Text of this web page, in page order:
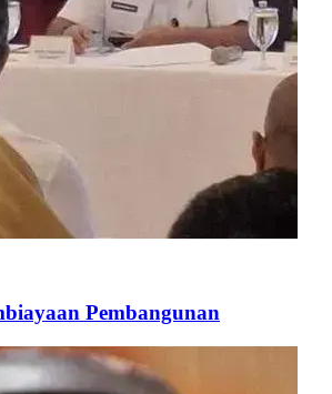
Pembangunan